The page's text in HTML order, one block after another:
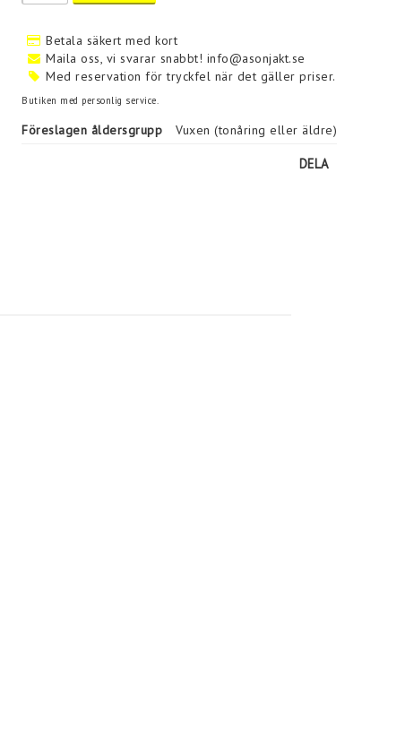
Betala säkert med kort
Maila oss, vi svarar snabbt! info@asonjakt.se
Med reservation för tryckfel när det gäller priser.
Butiken med personlig service.
Föreslagen åldersgrupp Vuxen (tonåring eller äldre)
DELA